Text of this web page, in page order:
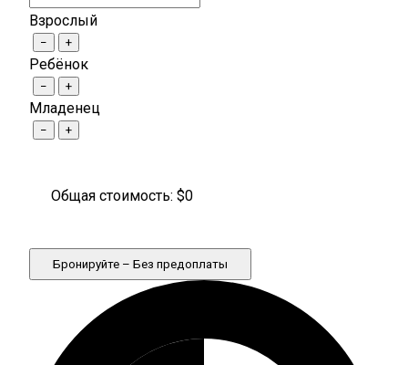
Взрослый
− +
Ребёнок
− +
Младенец
− +
Общая стоимость: $0
Бронируйте – Без предоплаты